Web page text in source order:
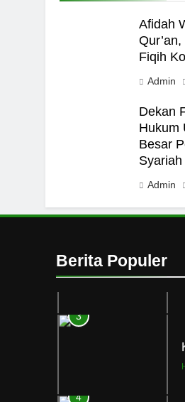
Afidah
Fiqih
Admin
Dekan
Hukum
Besar
Syariah
Admin
Berita Populer
2